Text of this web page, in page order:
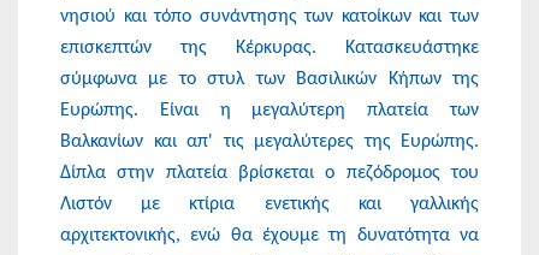
νησιού και τόπο συνάντησης των κατοίκων και των
επισκεπτών της Κέρκυρας. Κατασκευάστηκε
σύμφωνα με το στυλ των Βασιλικών Κήπων της
Ευρώπης. Είναι η μεγαλύτερη πλατεία των
Βαλκανίων και απ' τις μεγαλύτερες της Ευρώπης.
Δίπλα στην πλατεία βρίσκεται ο πεζόδρομος του
Λιστόν με κτίρια ενετικής και γαλλικής
αρχιτεκτονικής, ενώ θα έχουμε τη δυνατότητα να